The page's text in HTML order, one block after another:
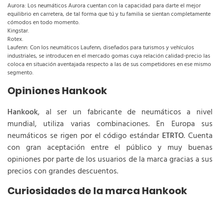
Aurora: Los neumáticos Aurora cuentan con la capacidad para darte el mejor
equilibrio en carretera, de tal forma que tú y tu familia se sientan completamente
cómodos en todo momento.
Kingstar.
Rotex.
Laufenn: Con los neumáticos Laufenn, diseñados para turismos y vehículos
industriales, se introducen en el mercado gomas cuya relación calidad-precio las
coloca en situación aventajada respecto a las de sus competidores en ese mismo
segmento.
Opiniones Hankook
Hankook, al ser un fabricante de neumáticos a nivel
mundial, utiliza varias combinaciones. En Europa sus
neumáticos se rigen por el código estándar ETRTO. Cuenta
con gran aceptación entre el público y muy buenas
opiniones por parte de los usuarios de la marca gracias a sus
precios con grandes descuentos.
Curiosidades de la marca Hankook